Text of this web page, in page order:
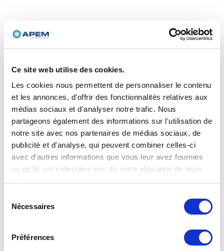
Ce site web utilise des cookies.
Les cookies nous permettent de personnaliser le contenu
et les annonces, d'offrir des fonctionnalités relatives aux
médias sociaux et d'analyser notre trafic. Nous
partageons également des informations sur l'utilisation de
notre site avec nos partenaires de médias sociaux, de
publicité et d'analyse, qui peuvent combiner celles-ci
avec d'autres informations que vous leur avez fournies
ou qu'ils ont collectées lors de votre utilisation de leurs
Nécessaires
Préférences